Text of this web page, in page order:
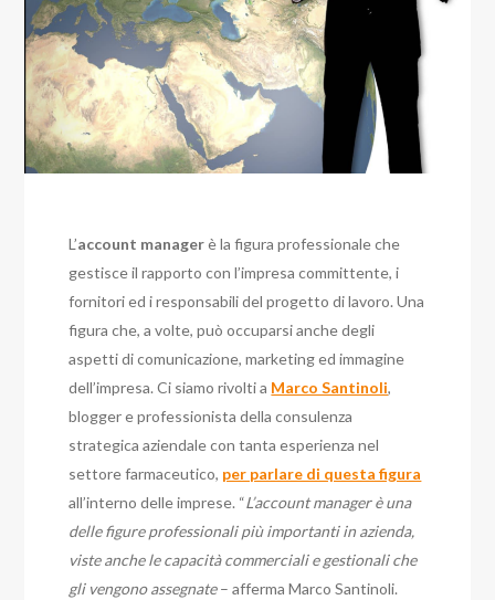
L’account managerè la figura professionale che
gestisce il rapporto con l’impresa committente, i
fornitori ed i responsabili del progetto di lavoro. Una
figura che, a volte, può occuparsi anche degli
aspetti di comunicazione, marketing ed immagine
dell’impresa. Ci siamo rivolti a Marco Santinoli,
blogger e professionista della consulenza
strategica aziendale con tanta esperienza nel
settore farmaceutico, per parlare di questa figura
all’interno delle imprese. “L’account manager è una
delle figure professionali più importanti in azienda,
viste anche le capacità commerciali e gestionali che
gli vengono assegnate– afferma Marco Santinoli.